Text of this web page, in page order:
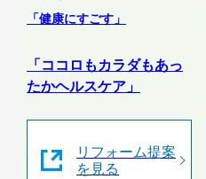
「健康にすごす」
「ココロもカラダもあっ
たかヘルスケア」
リフォーム提案
を見る